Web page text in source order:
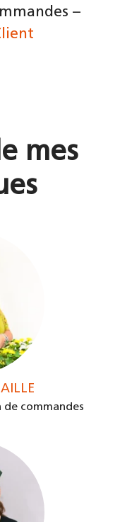
–
mes
commandes